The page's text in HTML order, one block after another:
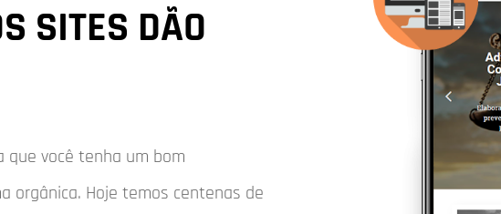
SITES DÃO
você tenha um bom
orgânica. Hoje temos centenas de